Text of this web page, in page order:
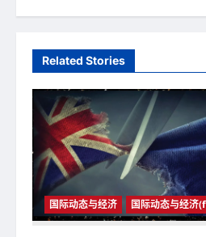
s
t
n
a
v
i
g
a
Related Stories
国际动态与经济 国际动态与经济